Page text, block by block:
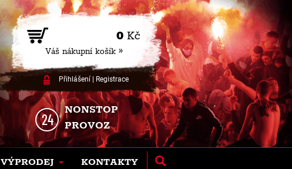
0 Kč
Váš nákupní košík »
Přihlášení| Registrace
NONSTOP
PROVOZ
VÝPRODEJ KONTAKTY